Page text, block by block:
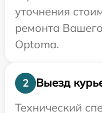
уточнения
ремонта
Optoma.
2
Выезд
Технический